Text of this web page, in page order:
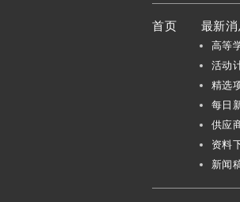
首页 最新消
高等
活动
精选
每日
供应
资料
新闻